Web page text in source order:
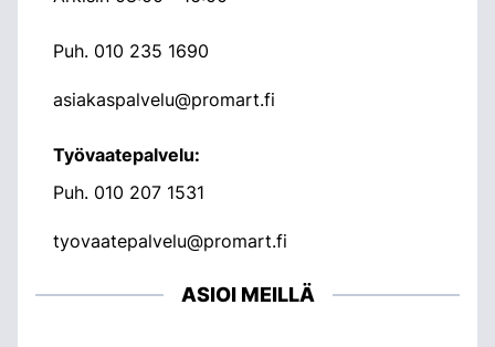
Puh. 010 235 1690
asiakaspalvelu@promart.fi
Työvaatepalvelu:
Puh. 010 207 1531
tyovaatepalvelu@promart.fi
ASIOI MEILLÄ